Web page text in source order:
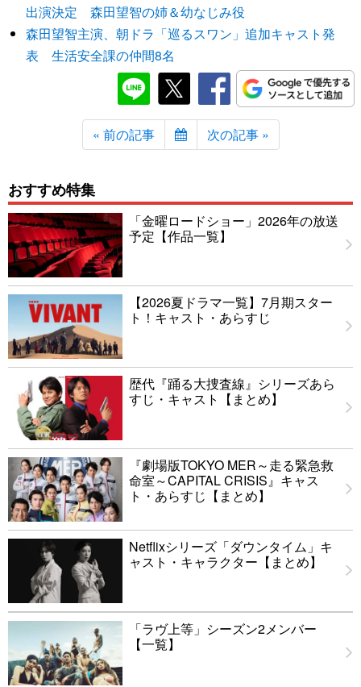
出演決定 森田望智の姉＆幼なじみ役
森田望智主演、朝ドラ「巡るスワン」追加キャスト発
表 生活安全課の仲間8名
« 前の記事 次の記事 »
おすすめ特集
「金曜ロードショー」2026年の放送
予定【作品一覧】
【2026夏ドラマ一覧】7月期スター
ト！キャスト・あらすじ
歴代『踊る大捜査線』シリーズあら
すじ・キャスト【まとめ】
『劇場版TOKYO MER～走る緊急救
命室～CAPITAL CRISIS』キャス
ト・あらすじ【まとめ】
Netflixシリーズ「ダウンタイム」キ
ャスト・キャラクター【まとめ】
「ラヴ上等」シーズン2メンバー
【一覧】